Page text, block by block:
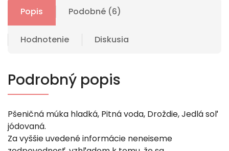
Popis Podobné (6)
Hodnotenie Diskusia
Podrobný popis
Pšeničná múka hladká, Pitná voda, Droždie, Jedlá soľ
jódovaná.
Za vyššie uvedené informácie neneiseme